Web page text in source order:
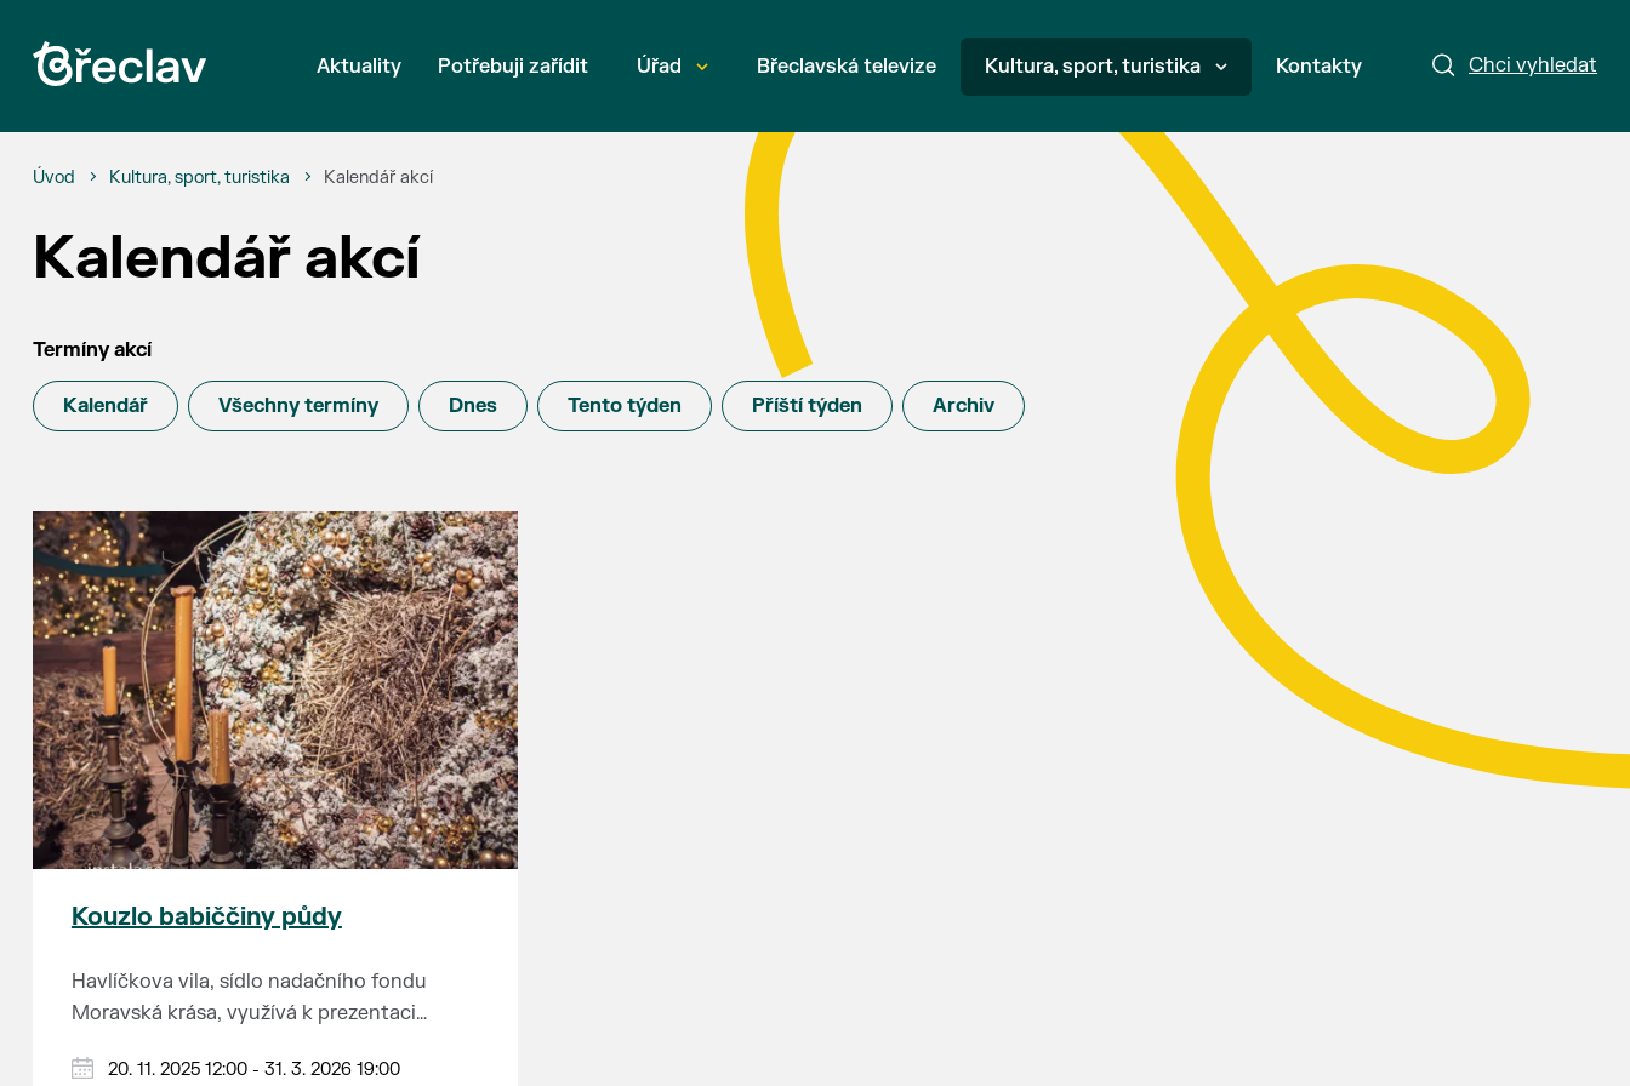
Chci vyhledat
Aktuality Potřebuji zařídit Úřad Břeclavská televize Kultura, sport, turistika Kontakty
Úvod Kultura, sport, turistika Kalendář akcí
Kalendář akcí
Termíny akcí
Kalendář Všechny termíny Dnes Tento týden Příští týden Archiv
Kouzlo babiččiny půdy
Havlíčkova vila, sídlo nadačního fondu
Moravská krása, využívá k prezentaci
opravdu každé volné místo. Nevěříte?
A když říkáme „na půdu vily,“ myslíme tím
20. 11. 2025 12:00 - 31. 3. 2026 19:00